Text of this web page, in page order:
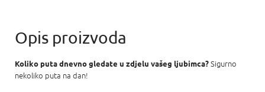
Koliko puta dnevno gledate u zdjelu vašeg ljubimca?Sigurno
nekoliko puta na dan!